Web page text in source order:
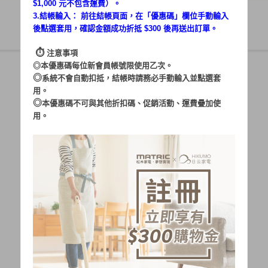
帳號：
加入會員 忘記密碼?
$1,000 元不包含運費）。
3.結帳輸入： 前往結帳頁面，在「 優惠碼 」欄位手動輸入
後點選套用，確認金額成功折抵 $300 後再送出訂單。
⏱︎ 注意事項
◎本優惠碼每位新會員帳號限使用乙次。
◎系統不會自動扣抵，結帳時請務必手動輸入並點選套
用。
◎本優惠碼不可與其他折扣碼、促銷活動、運費疊加使
用。